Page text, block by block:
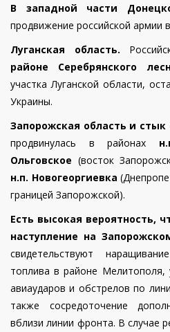
В западной части
продвижение российской армии
Луганская область.
районе Серебрянского
участка Луганской области,
Украины.
Запорожская область и стык
продвинулась в районах
Ольговское (восток
н.п. Новогеоргиевка
границей Запорожской).
Есть высокая вероятность,
наступление на
свидетельствуют
топлива в районе Мелитополя,
авиаударов и обстрелов по
также сосредоточение
вблизи линии фронта. В случае